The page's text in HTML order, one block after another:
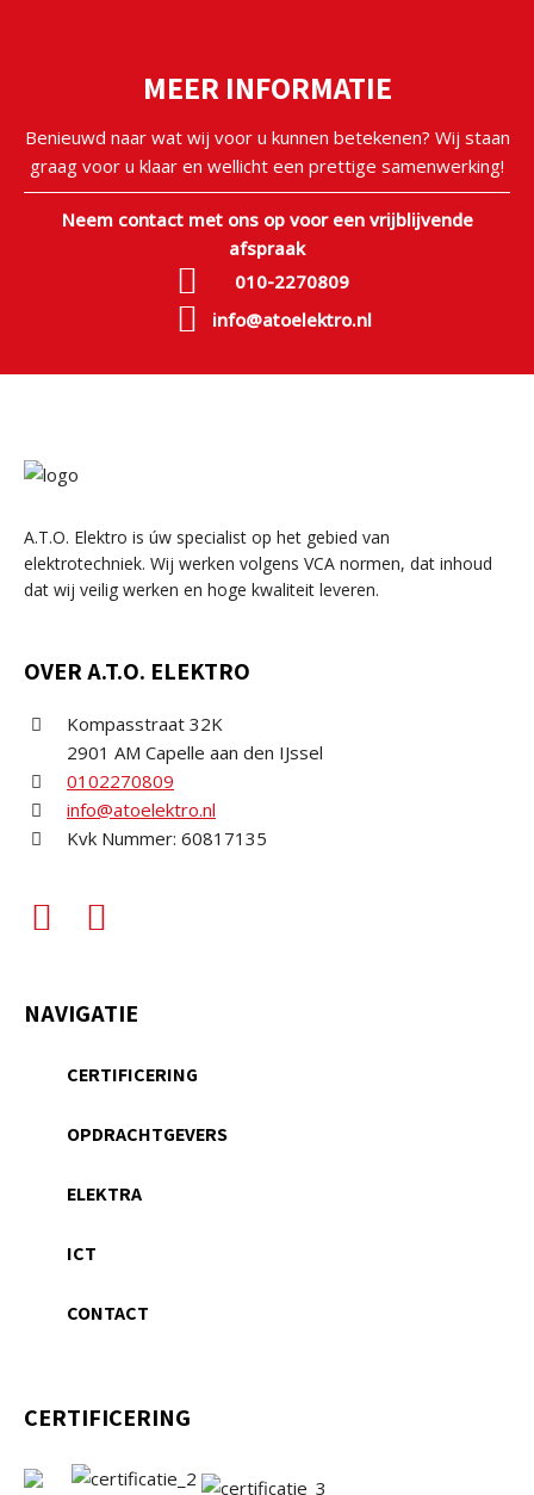
MEER INFORMATIE
Benieuwd naar wat wij voor u kunnen betekenen? Wij staan
graag voor u klaar en wellicht een prettige samenwerking!
Neem contact met ons op voor een vrijblijvende
afspraak
010-2270809
info@atoelektro.nl
A.T.O. Elektro is úw specialist op het gebied van
elektrotechniek. Wij werken volgens VCA normen, dat inhoud
dat wij veilig werken en hoge kwaliteit leveren.
OVER A.T.O. ELEKTRO
Kompasstraat 32K
2901 AM Capelle aan den IJssel
0102270809
info@atoelektro.nl
Kvk Nummer: 60817135
NAVIGATIE
CERTIFICERING
OPDRACHTGEVERS
ELEKTRA
ICT
CONTACT
CERTIFICERING